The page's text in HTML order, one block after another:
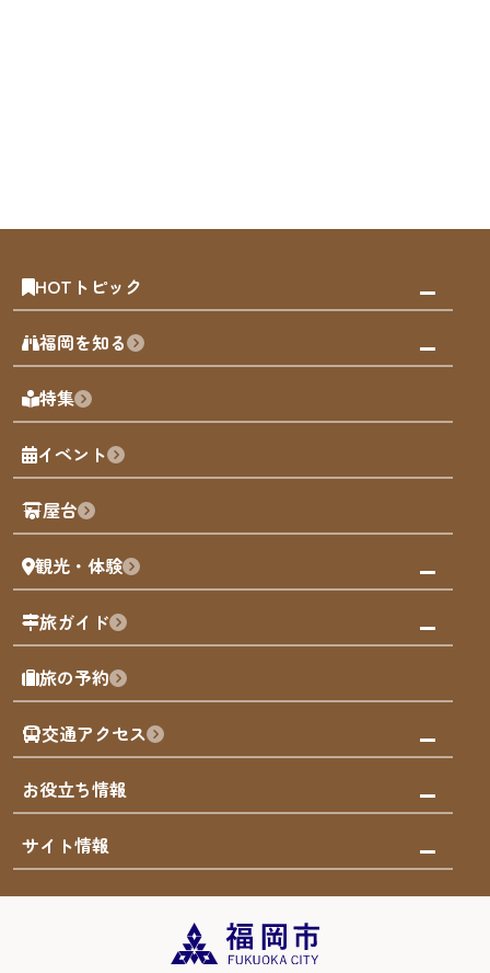
HOTトピック
みんなの旅行記
天神エリア
博多旧市街
福岡城
歴史・文化
福岡を知る
福岡の見どころ
福岡の魅力
観光カレンダー
観光PR動画
まち歩き
福岡グルメ
福岡を楽しむ
福岡のアート
福岡のナイトタイム
福岡の歴史・文化
サステナブルツーリズム
福岡検定
よかなび音声ガイド
特集
イベント
屋台
観光・体験
観る・遊ぶ
屋台
買う
体験
泊まる
旅ガイド
モデルコース
AIおまかせコース
オリジナルプラン
みんなの旅行記
旅の予約
交通アクセス
市内交通ガイド
お得なチケット
お役立ち情報
お知らせ
災害情報
サイト情報
まち歩き・体験プログラム掲載申込